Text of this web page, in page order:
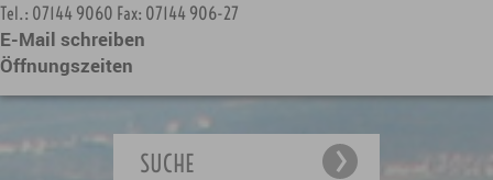
Tel.: 07144 9060 Fax: 07144 906-27
E-Mail schreiben
Öffnungszeiten
SUCHE